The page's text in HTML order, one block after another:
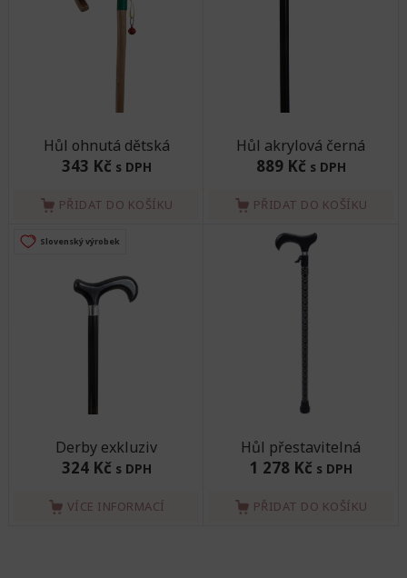
Hůl ohnutá dětská
343 Kč s DPH
PŘIDAT DO KOŠÍKU
Hůl akrylová černá
889 Kč s DPH
PŘIDAT DO KOŠÍKU
Slovenský výrobek
Derby exkluziv
324 Kč s DPH
VÍCE INFORMACÍ
Hůl přestavitelná
1 278 Kč s DPH
PŘIDAT DO KOŠÍKU